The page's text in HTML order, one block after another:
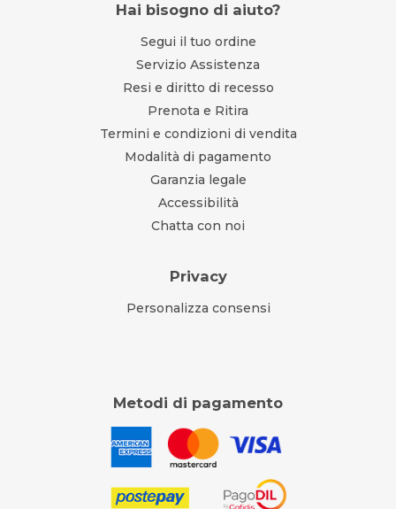
Hai bisogno di aiuto?
Segui il tuo ordine
Servizio Assistenza
Resi e diritto di recesso
Prenota e Ritira
Termini e condizioni di vendita
Modalità di pagamento
Garanzia legale
Accessibilità
Chatta con noi
Privacy
Personalizza consensi
Metodi di pagamento